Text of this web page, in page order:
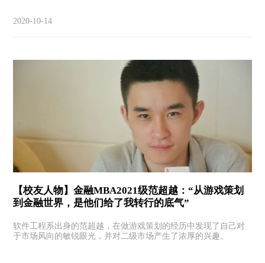
2020-10-14
【校友人物】金融MBA2021级范超越：“从游戏策划
到金融世界，是他们给了我转行的底气”
软件工程系出身的范超越，在做游戏策划的经历中发现了自己对
于市场风向的敏锐眼光，并对二级市场产生了浓厚的兴趣。